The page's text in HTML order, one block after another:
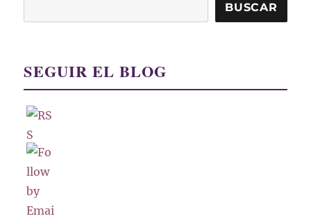
BUSCAR
SEGUIR EL BLOG